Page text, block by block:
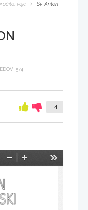
vaje
Sv. Anton
574
-4
Pomanjšaj